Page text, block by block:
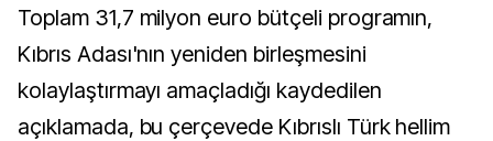
Toplam 31,7 milyon euro bütçeli programın,
Kıbrıs Adası'nın yeniden birleşmesini
kolaylaştırmayı amaçladığı kaydedilen
açıklamada, bu çerçevede Kıbrıslı Türk hellim